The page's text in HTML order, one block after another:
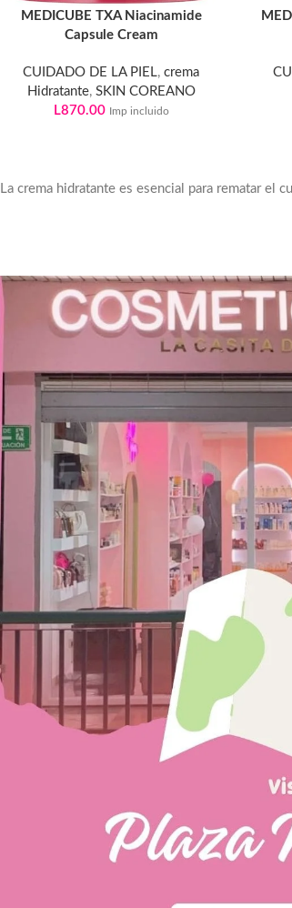
MEDICUBE TXA Niacinamide
Capsule Cream
CUIDADO DE LA PIEL,crema
Hidratante, SKIN COREANO
L870.00 Imp incluido
La crema hidratante es esencial para rematar el